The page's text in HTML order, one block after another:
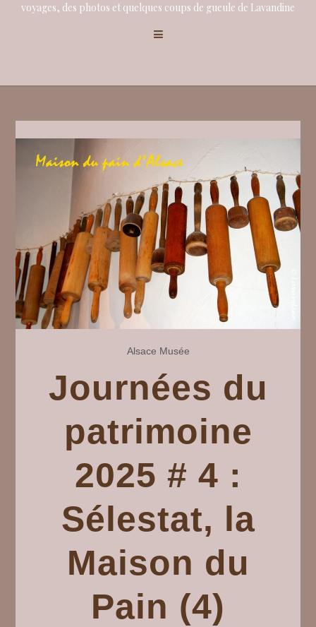
voyages, des photos et quelques coups de gueule de Lavandine
Alsace Musée
Journées du
patrimoine
2025 # 4 :
Sélestat, la
Maison du
Pain (4)